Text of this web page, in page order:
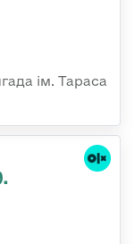
ім. Тараса